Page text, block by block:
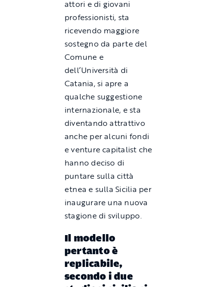
attori e di giovani
professionisti, sta
ricevendo maggiore
sostegno da parte del
Comune e
dell’Università di
Catania, si apre a
qualche suggestione
internazionale, e sta
diventando attrattivo
anche per alcuni fondi
e venture capitalist che
hanno deciso di
puntare sulla città
etnea e sulla Sicilia per
inaugurare una nuova
stagione di sviluppo.
Il modello
pertanto è
replicabile,
secondo i due